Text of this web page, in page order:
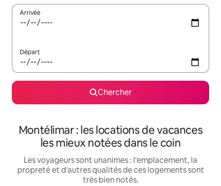
Arrivée
Départ
Chercher
Montélimar : les locations de vacances
les mieux notées dans le coin
Les voyageurs sont unanimes : l'emplacement, la
propreté et d'autres qualités de ces logements sont
très bien notés.